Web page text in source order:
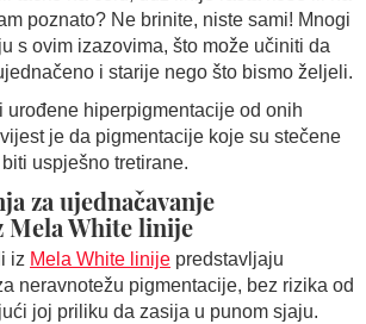
poznato? Ne brinite, niste sami! Mnogi
s ovim izazovima, što može učiniti da
i starije nego što bismo željeli.
urođene hiperpigmentacije od onih
je da pigmentacije koje su stečene
uspješno tretirane.
za ujednačavanje
Mela White linije
iz Mela White linije predstavljaju
neravnotežu pigmentacije, bez rizika od
joj priliku da zasija u punom sjaju.